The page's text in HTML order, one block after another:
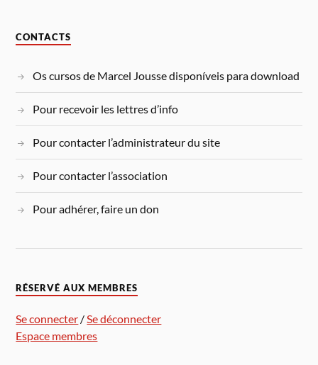
CONTACTS
Os cursos de Marcel Jousse disponíveis para download
Pour recevoir les lettres d’info
Pour contacter l’administrateur du site
Pour contacter l’association
Pour adhérer, faire un don
RÉSERVÉ AUX MEMBRES
Se connecter /Se déconnecter
Espace membres